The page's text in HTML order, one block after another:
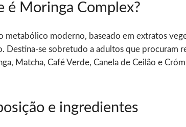
é Moringa Complex?
metabólico moderno, baseado em extratos
Destina-se sobretudo a adultos que procuram
Matcha, Café Verde, Canela de Ceilão e
e ingredientes